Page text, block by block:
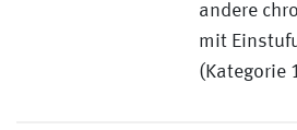
andere
mit
(Kategorie